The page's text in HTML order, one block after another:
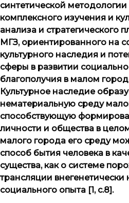
синтетической
комплексного изучения и
анализа и стратегического
МГЗ, ориентированного на
культурного наследия и
сферы в развитии
благополучия в малом
Культурное наследие
нематериальную среду
способствующую
личности и общества в
малого города его среду
способ бытия человека в
существа, как о системе
трансляции внегенетически
социального опыта [1, с.8].